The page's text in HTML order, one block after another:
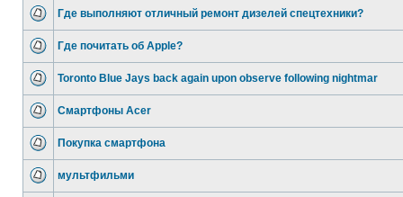
Где выполняют отличный ремонт дизелей спецтехники?
Где почитать об Apple?
Toronto Blue Jays back again upon observe following nightmar
Смартфоны Acer
Покупка смартфона
мультфильми